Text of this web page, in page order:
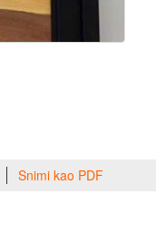
Snimi kao PDF